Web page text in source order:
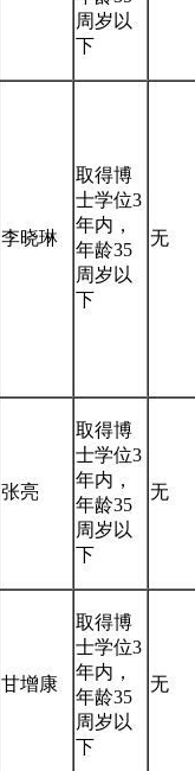
周岁以
下
李晓琳
取得博
士学位3
年内，
年龄35
周岁以
下
无
张亮
取得博
士学位3
年内，
年龄35
周岁以
下
无
甘增康
取得博
士学位3
年内，
年龄35
周岁以
下
无